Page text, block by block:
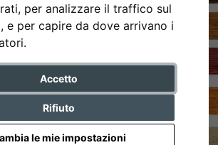
per analizzare il traffico sul
e per capire da dove arrivano i
Accetto
Rifiuto
le mie impostazioni